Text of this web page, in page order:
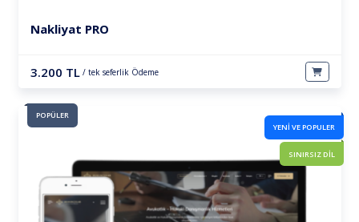
Nakliyat PRO
3.200 TL / tek seferlik Ödeme
POPÜLER
YENİ VE POPULER
SINIRSIZ DİL